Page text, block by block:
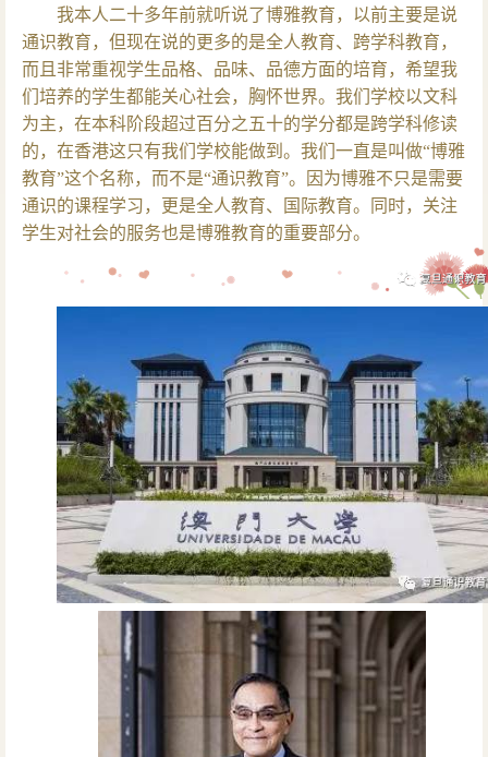
我本人二十多年前就听说了博雅教育，以前主要是说
通识教育，但现在说的更多的是全人教育、跨学科教育，
而且非常重视学生品格、品味、品德方面的培育，希望我
们培养的学生都能关心社会，胸怀世界。我们学校以文科
为主，在本科阶段超过百分之五十的学分都是跨学科修读
的，在香港这只有我们学校能做到。我们一直是叫做“博雅
教育”这个名称，而不是“通识教育”。因为博雅不只是需要
通识的课程学习，更是全人教育、国际教育。同时，关注
学生对社会的服务也是博雅教育的重要部分。